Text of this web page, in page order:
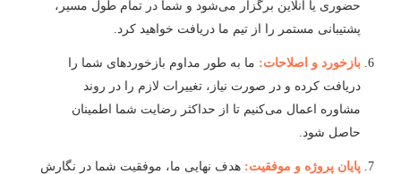
حضوری یا آنلاین برگزار می‌شود و شما در تمام طول مسیر،
پشتیبانی مستمر را از تیم ما دریافت خواهید کرد.
بازخورد و اصلاحات: ما به طور مداوم بازخوردهای شما را
دریافت کرده و در صورت نیاز، تغییرات لازم را در روند
مشاوره اعمال می‌کنیم تا از حداکثر رضایت شما اطمینان
حاصل شود.
پایان پروژه و موفقیت: هدف نهایی ما، موفقیت شما در نگارش